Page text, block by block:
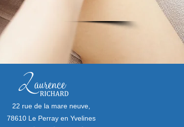
22 rue de la mare neuve,
78610 Le Perray en Yvelines